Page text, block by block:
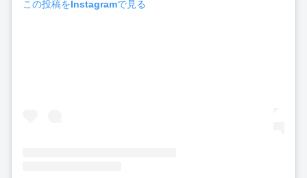
この投稿をInstagramで見る